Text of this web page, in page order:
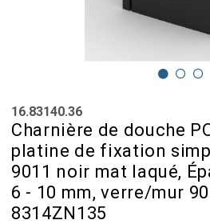
16.83140.36
Charnière de douche
platine de fixation
9011 noir mat laqué,
6 - 10 mm, verre/mur
8314ZN135